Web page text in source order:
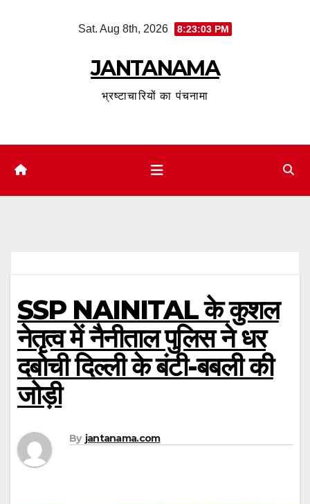
Sat. Aug 8th, 2026 8:23:03 PM
JANTANAMA
भ्रष्टाचारियों का पंचनामा
SSP NAINITAL के कुशल
नेतृत्व में नैनीताल पुलिस ने धर
दबोची दिल्ली के बंटी-बबली की
जोड़ी
By jantanama.com